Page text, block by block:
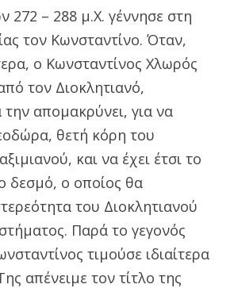
272 – 288 μ.Χ. γέννησε στη
τον Κωνσταντίνο. Όταν,
ο Κωνσταντίνος Χλωρός
τον Διοκλητιανό,
απομακρύνει, για να
θετή κόρη του
και να έχει έτσι το
δεσμό, ο οποίος θα
του Διοκλητιανού
Παρά το γεγονός
τιμούσε ιδιαίτερα
απένειμε τον τίτλο της